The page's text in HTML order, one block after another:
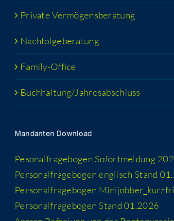
Pri­va­te Vermögensberatung
Nach­fol­ge­be­ra­tung
Fami­­ly-Office
Buchhaltung/​​Jahresabschluss
Man­dan­ten Download
Peso­nal­fra­ge­bo­gen Sofort­mel­dung
Per­so­nal­fra­ge­bo­gen eng­lisch Stand
Per­so­nal­fra­ge­bo­gen
Per­so­nal­fra­ge­bo­gen Stand 01.2026